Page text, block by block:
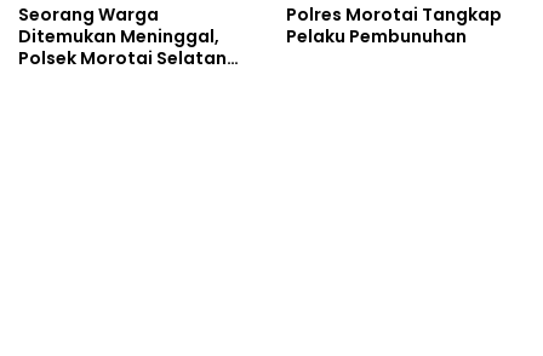
Seorang Warga
Ditemukan Meninggal,
Polsek Morotai Selatan
Polres Morotai Tangkap
Pelaku Pembunuhan